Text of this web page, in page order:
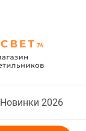
Новинки 2026